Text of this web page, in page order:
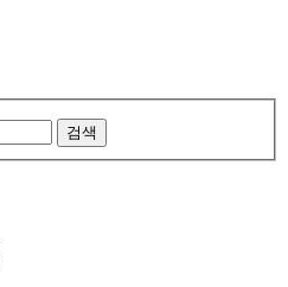
검색